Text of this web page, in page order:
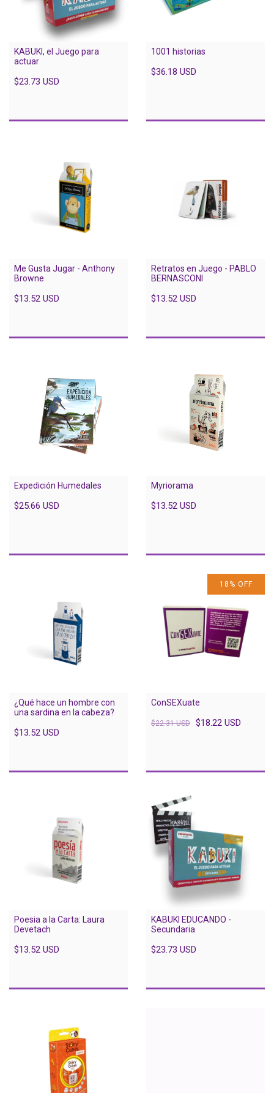
KABUKI, el Juego para
actuar
$23.73 USD
1001 historias
$36.18 USD
Me Gusta Jugar - Anthony
Browne
$13.52 USD
Retratos en Juego - PABLO
BERNASCONI
$13.52 USD
Expedición Humedales
$25.66 USD
Myriorama
$13.52 USD
¿Qué hace un hombre con
una sardina en la cabeza?
$13.52 USD
18 % OFF
ConSEXuate
$22.31 USD $18.22 USD
Poesia a la Carta: Laura
Devetach
$13.52 USD
KABUKI EDUCANDO -
Secundaria
$23.73 USD